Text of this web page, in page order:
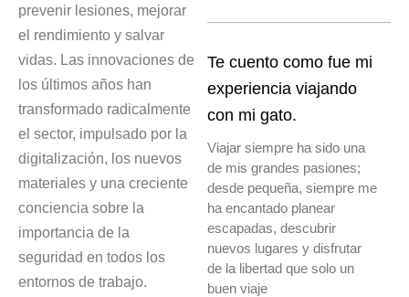
prevenir lesiones, mejorar
el rendimiento y salvar
vidas. Las innovaciones de
los últimos años han
transformado radicalmente
el sector, impulsado por la
digitalización, los nuevos
materiales y una creciente
conciencia sobre la
importancia de la
seguridad en todos los
entornos de trabajo.
Te cuento como fue mi
experiencia viajando
con mi gato.
Viajar siempre ha sido una
de mis grandes pasiones;
desde pequeña, siempre me
ha encantado planear
escapadas, descubrir
nuevos lugares y disfrutar
de la libertad que solo un
buen viaje